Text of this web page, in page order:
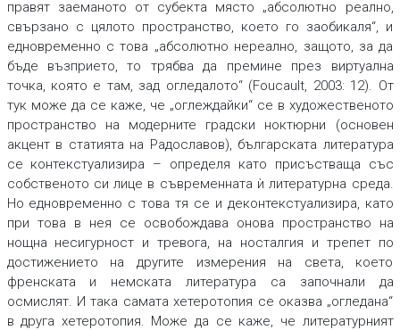
правят заеманото от субекта място „абсолютно реално,
свързано с цялото пространство, което го заобикаля“, и
едновременно с това „абсолютно нереално, защото, за да
бъде възприето, то трябва да премине през виртуална
точка, която е там, зад огледалото“ (Foucault, 2003: 12). От
тук може да се каже, че „оглеждайки“ се в художественото
пространство на модерните градски ноктюрни (основен
акцент в статията на Радославов), българската литература
се контекстуализира – определя като присъстваща със
собственото си лице в съвременната ѝ литературна среда.
Но едновременно с това тя се и деконтекстуализира, като
при това в нея се освобождава онова пространство на
нощна несигурност и тревога, на носталгия и трепет по
достижението на другите измерения на света, което
френската и немската литература са започнали да
осмислят. И така самата хетеротопия се оказва „огледана“
в друга хетеротопия. Може да се каже, че литературният